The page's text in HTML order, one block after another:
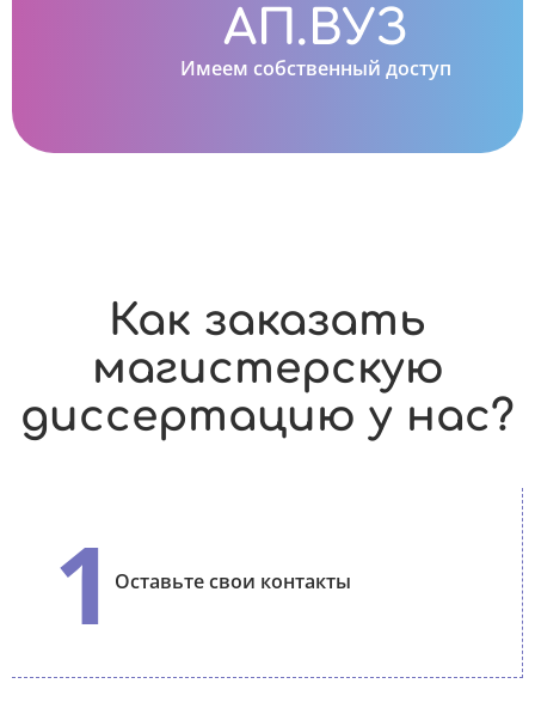
АП.ВУЗ
Имеем собственный доступ
Как заказать
магистерскую
диссертацию у нас?
1 Оставьте свои контакты